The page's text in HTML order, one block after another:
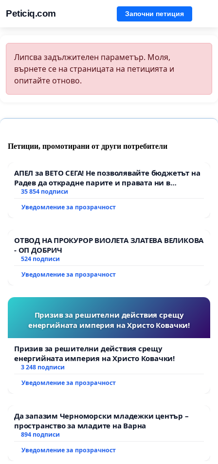
Peticiq.com Започни петиция
Липсва задължителен параметър. Моля,
върнете се на страницата на петицията и
опитайте отново.
Петиции, промотирани от други потребители
АПЕЛ за ВЕТО СЕГА! Не позволявайте бюджетът на
Радев да открадне парите и правата ни в
тъмното
35 854 подписи
Уведомление за прозрачност
ОТВОД НА ПРОКУРОР ВИОЛЕТА ЗЛАТЕВА ВЕЛИКОВА
- ОП ДОБРИЧ
524 подписи
Уведомление за прозрачност
Призив за решителни действия срещу
енергийната империя на Христо Ковачки!
Призив за решителни действия срещу
енергийната империя на Христо Ковачки!
3 248 подписи
Уведомление за прозрачност
Да запазим Черноморски младежки център –
пространство за младите на Варна
894 подписи
Уведомление за прозрачност